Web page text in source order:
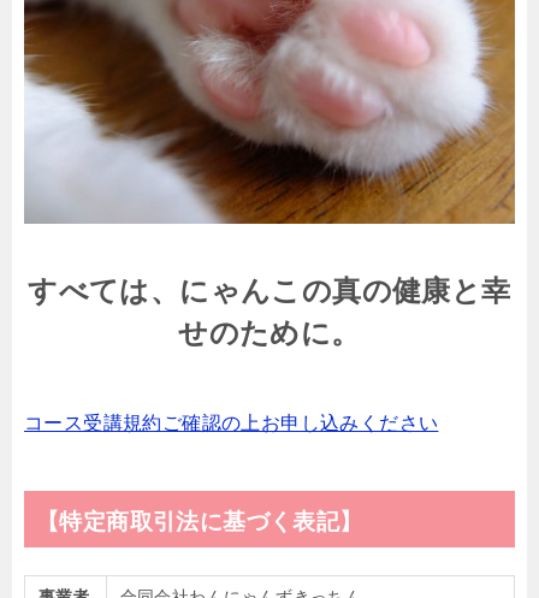
すべては、にゃんこの真の健康と幸
せのために。
コース受講規約ご確認の上お申し込みください
【特定商取引法に基づく表記】